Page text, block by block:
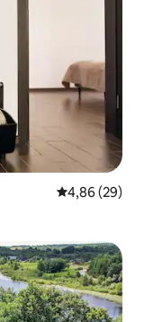
4,86 de uma
4,86 (29)